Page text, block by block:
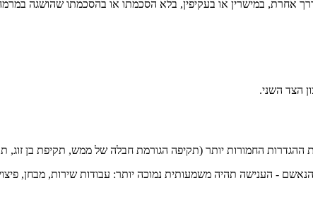
הצד השני.
- הענישה תהיה משמעותית נמוכה יותר: עבודות שירות, מבחן,